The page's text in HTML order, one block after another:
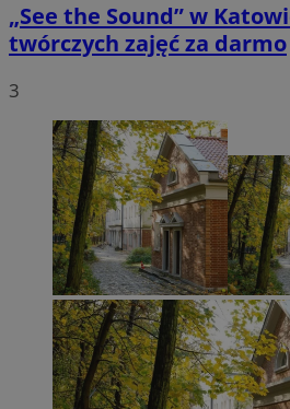
„See the Sound” w
twórczych zajęć za darmo
3